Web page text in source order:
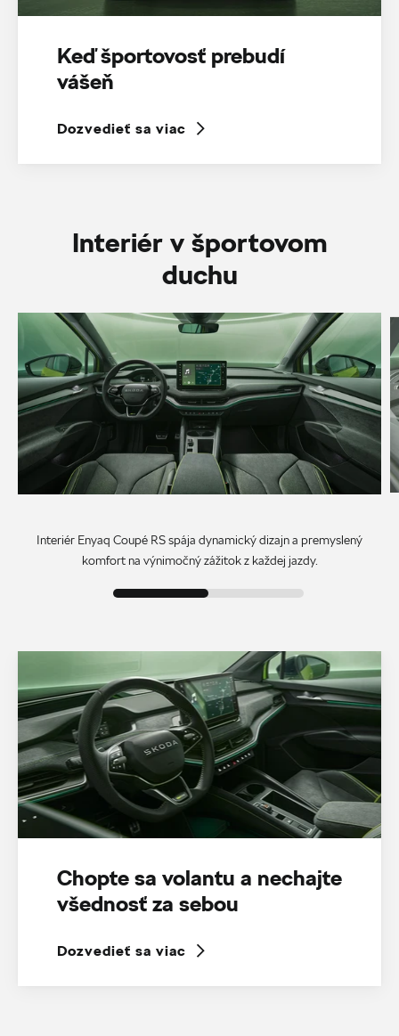
Keď športovosť prebudí
vášeň
Dozvedieť sa viac
Interiér v športovom
duchu
Interiér Enyaq Coupé RS spája dynamický dizajn a premyslený
komfort na výnimočný zážitok z každej jazdy.
Chopte sa volantu a nechajte
všednosť za sebou
Dozvedieť sa viac